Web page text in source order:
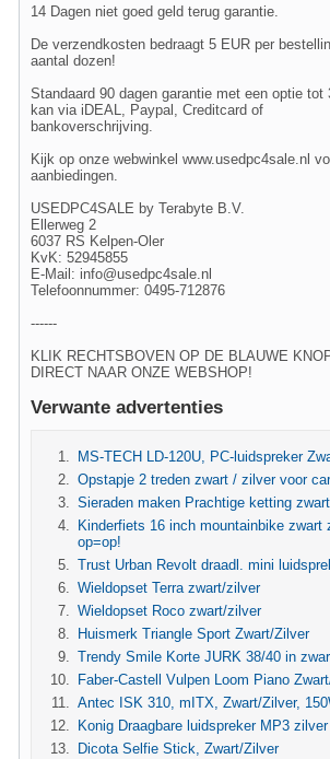
14 Dagen niet goed geld terug garantie.
De verzendkosten bedraagt 5 EUR per
aantal dozen!
Standaard 90 dagen garantie met een optie tot
kan via iDEAL, Paypal, Creditcard of
bankoverschrijving.
Kijk op onze webwinkel www.usedpc4sale.nl
aanbiedingen.
USEDPC4SALE by Terabyte B.V.
Ellerweg 2
6037 RS Kelpen-Oler
KvK: 52945855
E-Mail: info@usedpc4sale.nl
Telefoonnummer: 0495-712876
------
KLIK RECHTSBOVEN OP DE BLAUWE
DIRECT NAAR ONZE WEBSHOP!
Verwante advertenties
MS-TECH LD-120U, PC-luidspreker
Opstapje 2 treden zwart / zilver voor
Sieraden maken Prachtige ketting
Kinderfiets 16 inch mountainbike zwart
op=op!
Trust Urban Revolt draadl. mini
Wieldopset Terra zwart/zilver
Wieldopset Roco zwart/zilver
Huismerk Triangle Sport Zwart/Zilver
Trendy Smile Korte JURK 38/40 in
Faber-Castell Vulpen Loom Piano
Antec ISK 310, mITX, Zwart/Zilver,
Konig Draagbare luidspreker MP3 zilver
Dicota Selfie Stick, Zwart/Zilver